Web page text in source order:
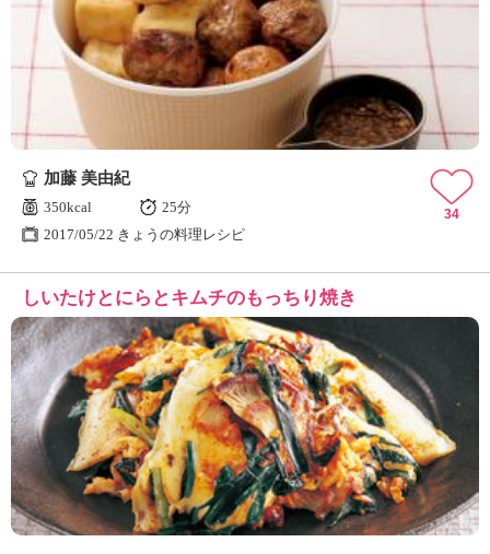
加藤 美由紀
350kcal
25分
2017/05/22 きょうの料理レシピ
34
しいたけとにらとキムチのもっちり焼き